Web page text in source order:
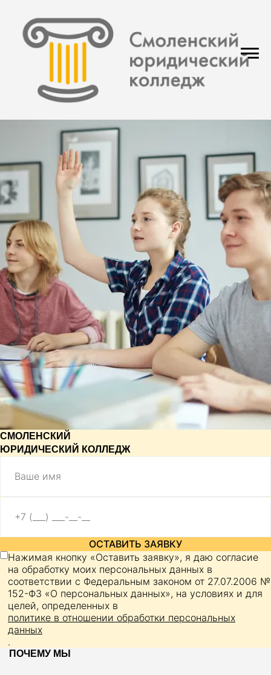
СМОЛЕНСКИЙ
ЮРИДИЧЕСКИЙ КОЛЛЕДЖ
Имя
Телефон
ОСТАВИТЬ ЗАЯВКУ
Нажимая кнопку «Оставить заявку», я даю согласие
на обработку моих персональных данных в
соответствии с Федеральным законом от 27.07.2006 №
152-ФЗ «О персональных данных», на условиях и для
целей, определенных в
политике в отношении обработки персональных
данных
.
ПОЧЕМУ МЫ